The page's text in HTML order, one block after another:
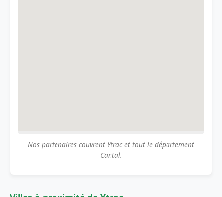
Nos partenaires couvrent Ytrac et tout le département
Cantal.